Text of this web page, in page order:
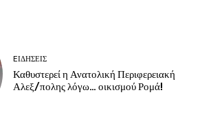
EΙΔΗΣΕΙΣ
Καθυστερεί η Ανατολική Περιφερειακή
Αλεξ/πολης λόγω… οικισμού Ρομά!